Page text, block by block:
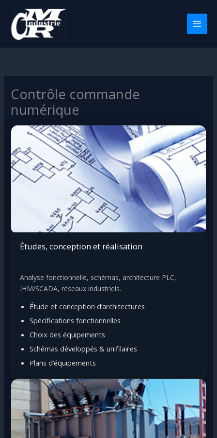
contenu
Contrôle commande
numérique
Études, conception et réalisation
Analyse fonctionnelle, schémas, architecture PLC,
IHM/SCADA, réseaux industriels.
Étude et conception d’architectures
Spécifications fonctionnelles
Choix des équipements
Schémas développés & unifilaires
Plans d’équipements